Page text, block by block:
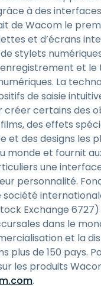
à des
de Wacom le
et d’écrans
stylets
et
La
de saisie
créer certains des
des effets
et des designs les
monde et fournit
une
personnalité.
société
Exchange
dans le
et la
plus de 150 pays.
les produits
.